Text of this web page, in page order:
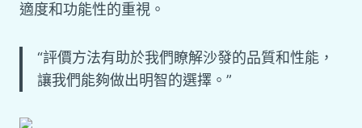
適度和功能性的重視。
“評價方法有助於我們瞭解沙發的品質和性能，
讓我們能夠做出明智的選擇。”